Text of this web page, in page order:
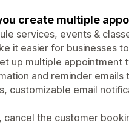
create multiple
services, events &
it easier for businesses
up multiple appointment
and reminder emails
customizable email
the customer